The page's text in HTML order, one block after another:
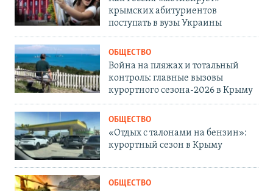
крымских абитуриентов
поступать в вузы Украины
ОБЩЕСТВО
Война на пляжах и тотальный
контроль: главные вызовы
курортного сезона-2026 в Крыму
ОБЩЕСТВО
«Отдых с талонами на бензин»:
курортный сезон в Крыму
ОБЩЕСТВО